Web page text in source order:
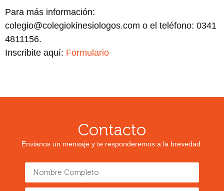
Para más información:
colegio@colegiokinesiologos.com o el teléfono: 0341
4811156.
Inscribite aquí: Formulario
Contacto
Envianos un mensaje y te responderemos a la brevedad.